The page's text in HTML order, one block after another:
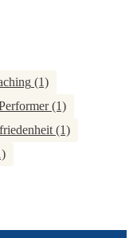
(1)
(1)
(1)